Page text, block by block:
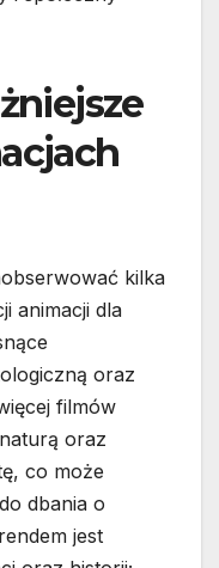
kilka
animacji dla
oraz
filmów
oraz
co może
dbania o
jest